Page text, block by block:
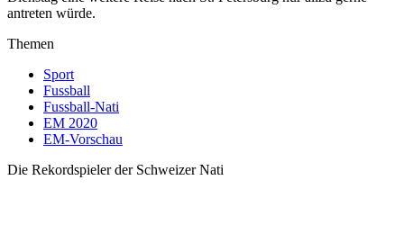
antreten würde.
Themen
Sport
Fussball
Fussball-Nati
EM 2020
EM-Vorschau
Die Rekordspieler der Schweizer Nati